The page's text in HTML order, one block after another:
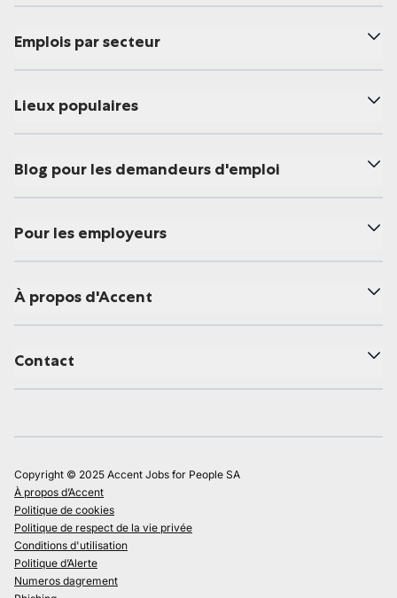
Emplois par secteur
Lieux populaires
Blog pour les demandeurs d'emploi
Pour les employeurs
À propos d'Accent
Contact
Copyright © 2025 Accent Jobs for People SA
À propos d’Accent
Politique de cookies
Politique de respect de la vie privée
Conditions d'utilisation
Politique d’Alerte
Numeros dagrement